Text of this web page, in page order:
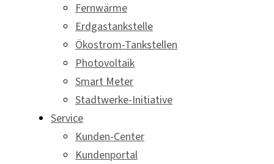
Fernwärme
Erdgastankstelle
Ökostrom-Tankstellen
Photovoltaik
Smart Meter
Stadtwerke-Initiative
Service
Kunden-Center
Kundenportal